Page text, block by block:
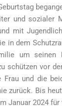
und sozialer
mit
in dem
um seinen
schützen vor
Frau und die
zurück. Bis
Januar 2024